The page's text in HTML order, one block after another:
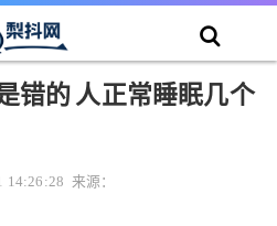
错的 人正常睡眠几个
14:26:28 来源：